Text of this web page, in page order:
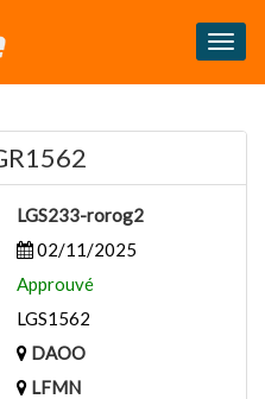
LGS233-rorog2
02/11/2025
Approuvé
LGS1562
DAOO
LFMN